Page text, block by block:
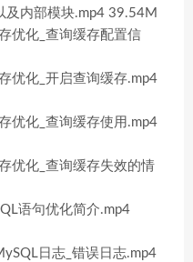
及内部模块.mp4 39.54M
优化_查询缓存配置信
优化_开启查询缓存.mp4
优化_查询缓存使用.mp4
优化_查询缓存失效的情
语句优化简介.mp4
日志_错误日志.mp4